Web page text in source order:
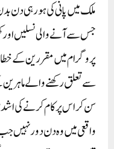
ملک میں پانی کی ہو رہی دن
جس سے آنے والی نسلیں اور
پروگرام میں مقررین کے
سے تعلق رکھنے والے
سن کر اس پر کام کرنے کی
واقعی میں وہ دن دور نہیں